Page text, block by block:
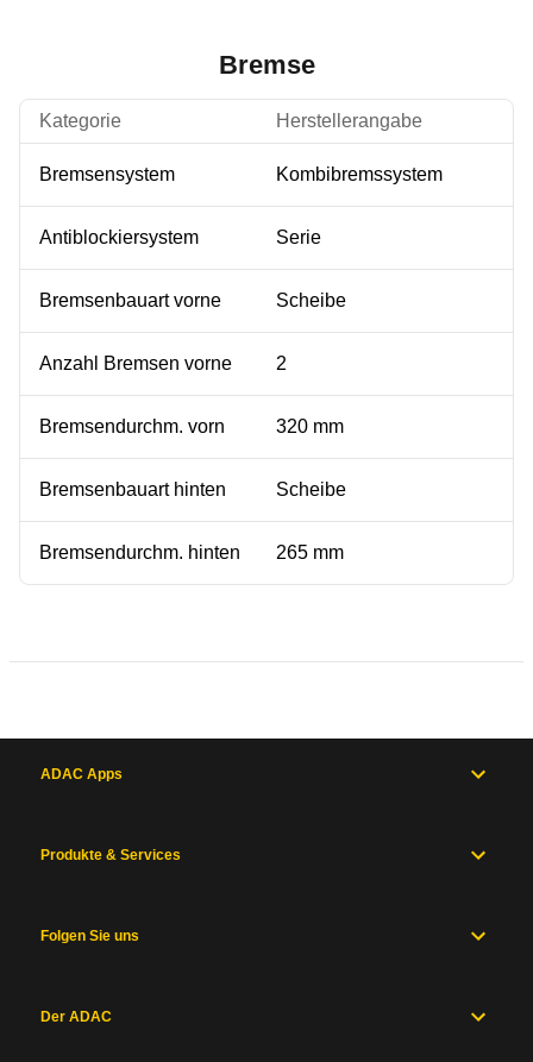
Bremse
Kategorie Herstellerangabe
Bremsensystem Kombibremssystem
Antiblockiersystem Serie
Bremsenbauart vorne Scheibe
Anzahl Bremsen vorne 2
Bremsendurchm. vorn 320 mm
Bremsenbauart hinten Scheibe
Bremsendurchm. hinten 265 mm
ADAC Apps
Produkte & Services
Folgen Sie uns
Der ADAC